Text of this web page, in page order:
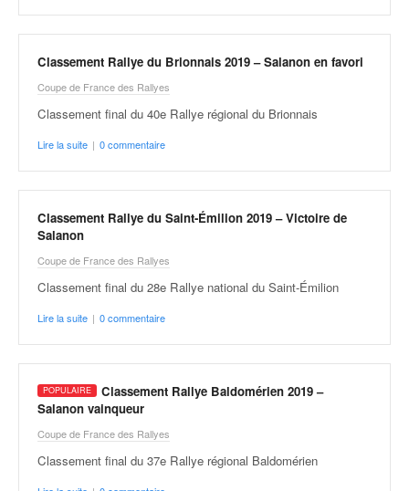
Classement Rallye du Brionnais 2019 – Salanon en favori
Coupe de France des Rallyes
Classement final du 40e Rallye régional du Brionnais
Lire la suite | 0 commentaire
Classement Rallye du Saint-Émilion 2019 – Victoire de
Salanon
Coupe de France des Rallyes
Classement final du 28e Rallye national du Saint-Émilion
Lire la suite | 0 commentaire
Classement Rallye Baldomérien 2019 –
Salanon vainqueur
Coupe de France des Rallyes
Classement final du 37e Rallye régional Baldomérien